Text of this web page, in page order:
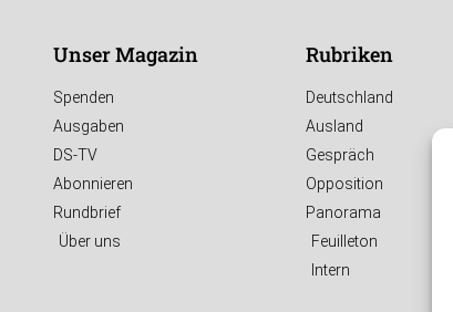
Unser Magazin
Spenden
Ausgaben
DS-TV
Abonnieren
Rundbrief
Über uns
Rubriken
Deutschland
Ausland
Gespräch
Opposition
Panorama
Feuilleton
Intern